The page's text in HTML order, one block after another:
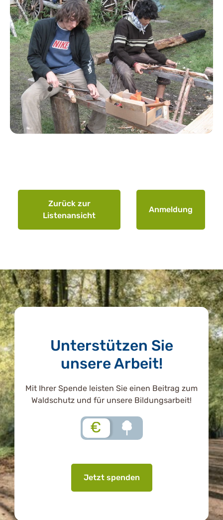
Zurück zur
Listenansicht
Anmeldung
Unterstützen Sie
unsere Arbeit!
Mit Ihrer Spende leisten Sie einen Beitrag zum
Waldschutz und für unsere Bildungsarbeit!
€
Jetzt spenden